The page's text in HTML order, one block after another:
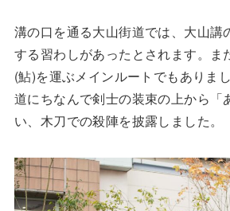
溝の口を通る大山街道では、大山講
する習わしがあったとされます。ま
(鮎)を運ぶメインルートでもありま
道にちなんで剣士の装束の上から「
い、木刀での殺陣を披露しました。